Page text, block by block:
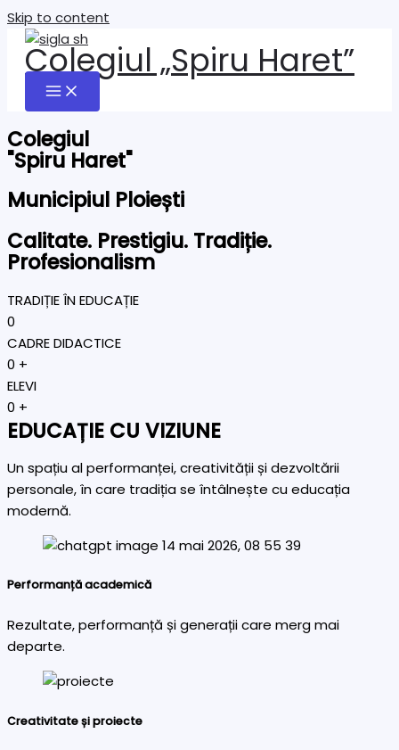
Skip to content
Colegiul „Spiru Haret”
Colegiul
"Spiru Haret"
Municipiul Ploiești
Calitate. Prestigiu. Tradiție.
Profesionalism
TRADIȚIE ÎN EDUCAȚIE
0
CADRE DIDACTICE
0 +
ELEVI
0 +
EDUCAȚIE CU VIZIUNE
Un spațiu al performanței, creativității și dezvoltării
personale, în care tradiția se întâlnește cu educația
modernă.
Performanță academică
Rezultate, performanță și generații care merg mai
departe.
Creativitate și proiecte